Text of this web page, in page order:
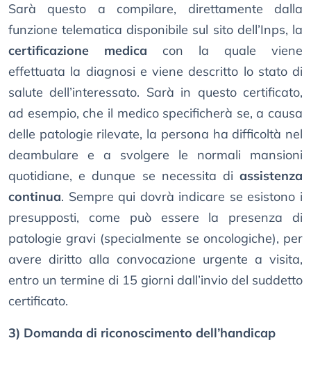
Sarà questo a compilare, direttamente dalla
funzione telematica disponibile sul sito dell’Inps, la
certificazione medica con la quale viene
effettuata la diagnosi e viene descritto lo stato di
salute dell’interessato. Sarà in questo certificato,
ad esempio, che il medico specificherà se, a causa
delle patologie rilevate, la persona ha difficoltà nel
deambulare e a svolgere le normali mansioni
quotidiane, e dunque se necessita di assistenza
continua. Sempre qui dovrà indicare se esistono i
presupposti, come può essere la presenza di
patologie gravi (specialmente se oncologiche), per
avere diritto alla convocazione urgente a visita,
entro un termine di 15 giorni dall’invio del suddetto
certificato.
3) Domanda di riconoscimento dell’handicap